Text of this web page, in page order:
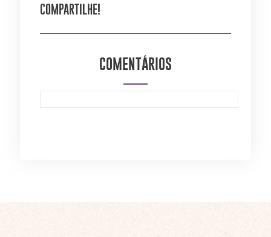
COMPARTILHE!
COMENTÁRIOS